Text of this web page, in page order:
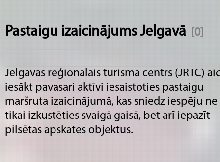
Pastaigu izaicinājums Jelgavā [0]
Jelgavas reģionālais tūrisma centrs (JRTC)
iesākt pavasari aktīvi iesaistoties pastaigu
maršruta izaicinājumā, kas sniedz iespēju ne
tikai izkustēties svaigā gaisā, bet arī iepazīt
pilsētas apskates objektus.